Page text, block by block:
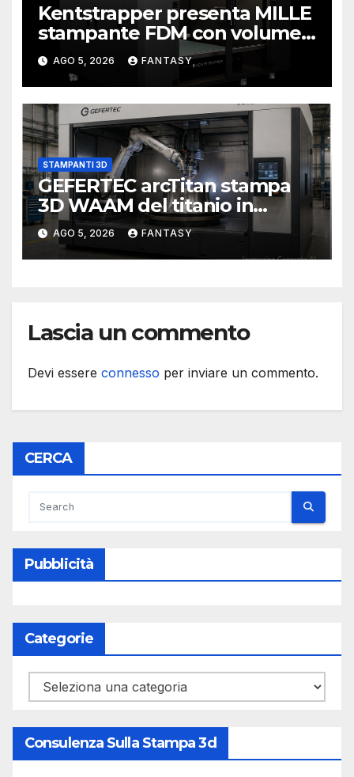
Kentstrapper presenta MILLE
stampante FDM con volume
di stampa da un metro cubo
AGO 5, 2026 FANTASY
STAMPANTI 3D
GEFERTEC arcTitan stampa
3D WAAM del titanio in
camera inerte
AGO 5, 2026 FANTASY
Lascia un commento
Devi essere connesso per inviare un commento.
CERCA
Pubblicità
Categorie
Categorie
Consulenza Sulla Stampa 3d